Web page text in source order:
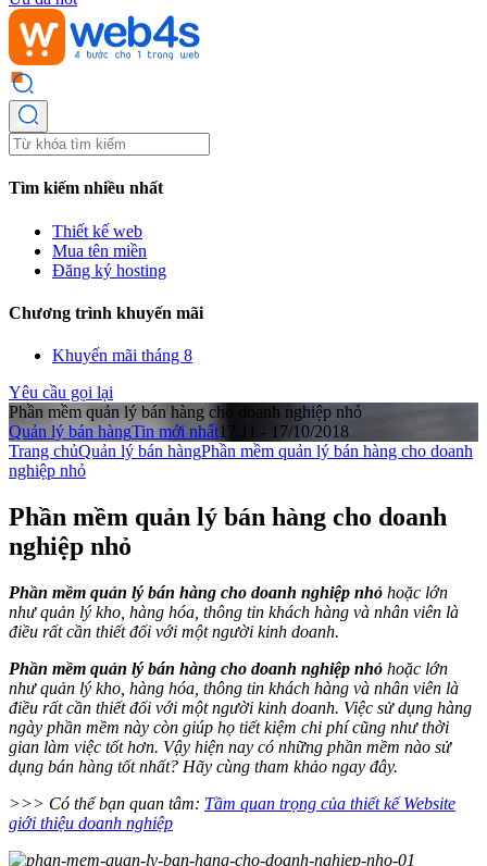
Tìm kiếm nhiều nhất
Thiết kế web
Mua tên miền
Đăng ký hosting
Chương trình khuyến mãi
Khuyến mãi tháng 8
Yêu cầu gọi lại
Phần mềm quản lý bán hàng cho doanh nghiệp nhỏ
Quản lý bán hàngTin mới nhất17:11 - 17/10/2018
Trang chủQuản lý bán hàngPhần mềm quản lý bán hàng cho doanh
nghiệp nhỏ
Phần mềm quản lý bán hàng cho doanh
nghiệp nhỏ
Phần mềm quản lý bán hàng cho doanh nghiệp nhỏ hoặc lớn
như quản lý kho, hàng hóa, thông tin khách hàng và nhân viên là
điều rất cần thiết đối với một người kinh doanh.
Phần mềm quản lý bán hàng cho doanh nghiệp nhỏ hoặc lớn
như quản lý kho, hàng hóa, thông tin khách hàng và nhân viên là
điều rất cần thiết đối với một người kinh doanh. Việc sử dụng hàng
ngày phần mềm này còn giúp họ tiết kiệm chi phí cũng như thời
gian làm việc tốt hơn. Vậy hiện nay có những phần mềm nào sử
dụng bán hàng tốt nhất? Hãy cùng tham khảo ngay đây.
>>> Có thể bạn quan tâm: Tầm quan trọng của thiết kế Website
giới thiệu doanh nghiệp